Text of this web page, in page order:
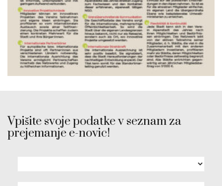
Vpišite svoje podatke v seznam za
prejemanje e-novic!